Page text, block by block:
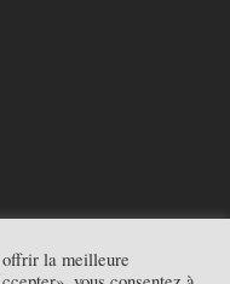
offrir la meilleure